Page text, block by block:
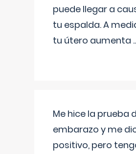
puede llegar a
tu espalda. A
tu útero aumenta
Me hice la prueba
embarazo y me
positivo, pero